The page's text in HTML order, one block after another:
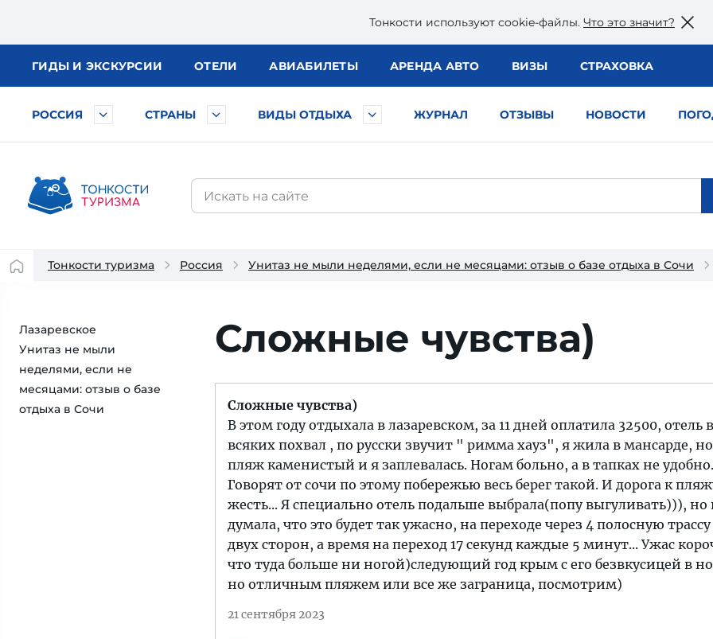
Тонкости используют сookie-файлы. Что это значит?
ГИДЫ И ЭКСКУРСИИ ОТЕЛИ АВИАБИЛЕТЫ АРЕНДА АВТО ВИЗЫ СТРАХОВКА
РОССИЯ СТРАНЫ ВИДЫ ОТДЫХА ЖУРНАЛ ОТЗЫВЫ НОВОСТИ
Тонкости туризма Россия Унитаз не мыли неделями, если не месяцами: отзыв о базе отдыха в Сочи
Лазаревское
Унитаз не мыли
неделями, если не
месяцами: отзыв о базе
отдыха в Сочи
Сложные чувства)
Сложные чувства)
В этом году отдыхала в лазаревском, за 11 дней оплатила 32500, отель
всяких похвал , по русски звучит " римма хауз", я жила в мансарде,
пляж каменистый и я заплевалась. Ногам больно, а в тапках не удобно.
Говорят от сочи по этому побережью весь берег такой. И дорога к
жесть... Я специально отель подальше выбрала(попу выгуливать))), но
думала, что это будет так ужасно, на переходе через 4 полосную трассу
двух сторон, а время на переход 17 секунд каждые 5 минут... Ужас
что туда больше ни ногой)следующий год крым с его безвкусицей в
но отличным пляжем или все же заграница, посмотрим)
21 сентября 2023